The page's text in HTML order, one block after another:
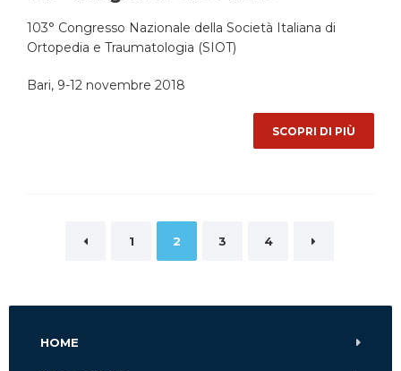
103° Congresso Nazionale della Società Italiana di
Ortopedia e Traumatologia (SIOT)
Bari, 9-12 novembre 2018
SCOPRI DI PIÙ
1 2 3 4
HOME